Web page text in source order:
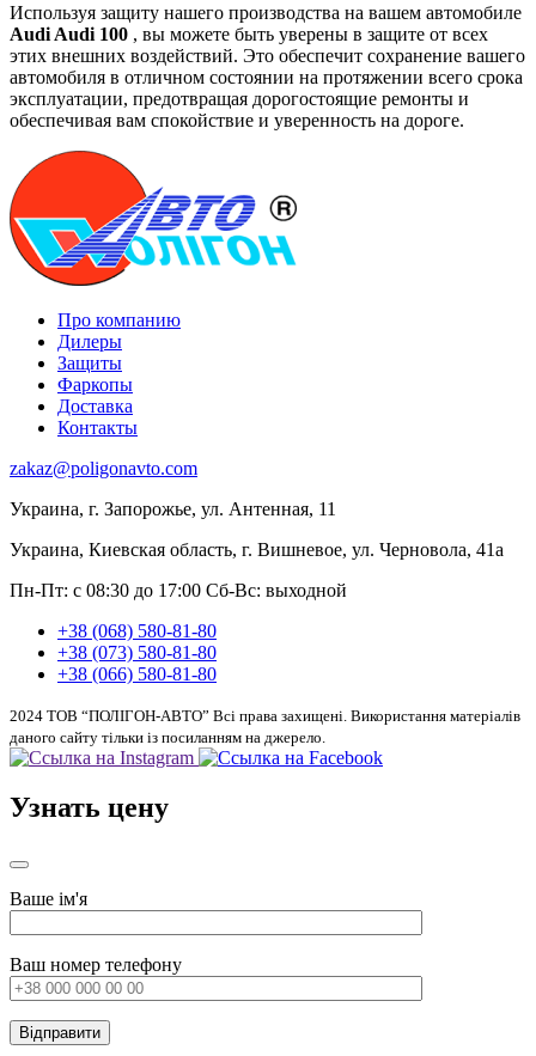
Используя защиту нашего производства на вашем автомобиле
Audi Audi 100 , вы можете быть уверены в защите от всех
этих внешних воздействий. Это обеспечит сохранение вашего
автомобиля в отличном состоянии на протяжении всего срока
эксплуатации, предотвращая дорогостоящие ремонты и
обеспечивая вам спокойствие и уверенность на дороге.
Про компанию
Дилеры
Защиты
Фаркопы
Доставка
Контакты
zakaz@poligonavto.com
Украина, г. Запорожье, ул. Антенная, 11
Украина, Киевская область, г. Вишневое, ул. Черновола, 41а
Пн-Пт: с 08:30 до 17:00 Сб-Вс: выходной
+38 (068) 580-81-80
+38 (073) 580-81-80
+38 (066) 580-81-80
2024 ТОВ “ПОЛІГОН-АВТО” Всі права захищені. Використання матеріалів
даного сайту тільки із посиланням на джерело.
Узнать цену
Ваше ім'я
Ваш номер телефону